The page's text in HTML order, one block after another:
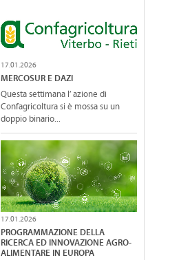
17.01.2026
MERCOSUR E DAZI
Questa settimana l’ azione di
Confagricoltura si è mossa su un
doppio binario...
17.01.2026
PROGRAMMAZIONE DELLA
RICERCA ED INNOVAZIONE AGRO-
ALIMENTARE IN EUROPA